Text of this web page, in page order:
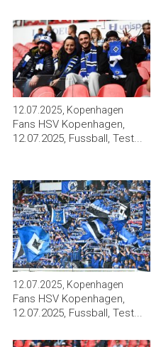
12.07.2025, Kopenhagen
Fans HSV Kopenhagen,
12.07.2025, Fussball, Test...
12.07.2025, Kopenhagen
Fans HSV Kopenhagen,
12.07.2025, Fussball, Test...